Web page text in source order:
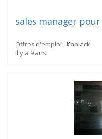
sales manager pour
Offres d'emploi - Kaolack
il y a 9 ans